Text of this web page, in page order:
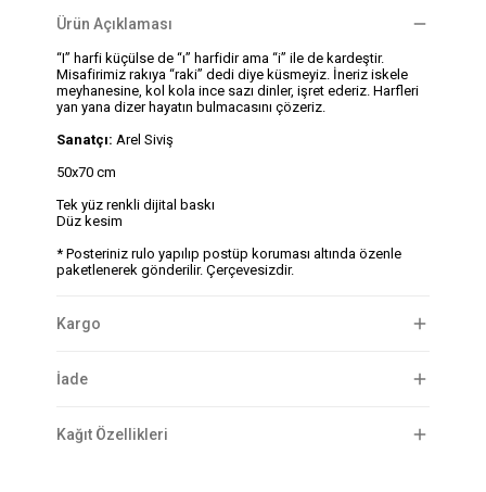
Ürün Açıklaması
“I” harfi küçülse de “ı” harfidir ama “i” ile de kardeştir.
Misafirimiz rakıya “raki” dedi diye küsmeyiz. İneriz iskele
meyhanesine, kol kola ince sazı dinler, işret ederiz. Harfleri
yan yana dizer hayatın bulmacasını çözeriz.
Sanatçı: Arel Siviş
50x70 cm
Tek yüz renkli dijital baskı
Düz kesim
* Posteriniz rulo yapılıp postüp koruması altında özenle
paketlenerek gönderilir. Çerçevesizdir.
Kargo
İade
Kağıt Özellikleri